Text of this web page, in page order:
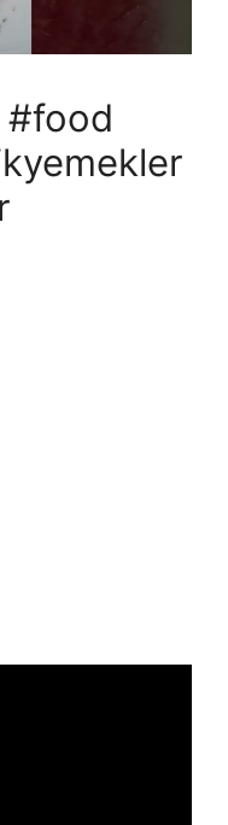
#food